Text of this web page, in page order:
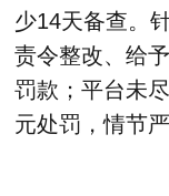
少14天备查。
责令整改、给
罚款；平台未
元处罚，情节